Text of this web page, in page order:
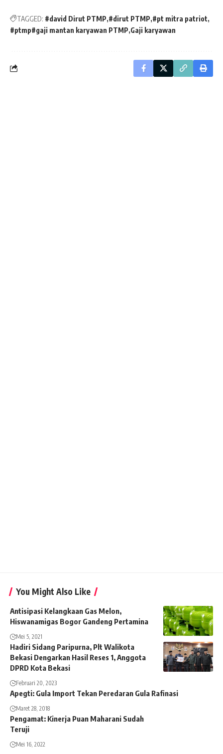
TAGGED: #david Dirut PTMP #dirut PTMP #pt mitra patriot
#ptmp#gaji mantan karyawan PTMP Gaji karyawan
You Might Also Like
Antisipasi Kelangkaan Gas Melon,
Hiswanamigas Bogor Gandeng Pertamina
Mei 5, 2021
Hadiri Sidang Paripurna, Plt Walikota
Bekasi Dengarkan Hasil Reses 1, Anggota
DPRD Kota Bekasi
Februari 20, 2023
Apegti: Gula Import Tekan Peredaran Gula Rafinasi
Maret 28, 2018
Pengamat: Kinerja Puan Maharani Sudah
Teruji
Mei 16, 2022